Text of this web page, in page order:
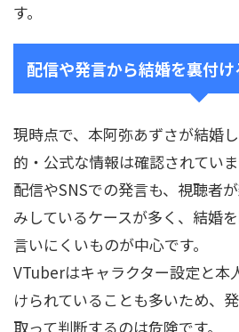
す。
配信や発言から結婚を裏付
現時点で、本阿弥あずさが結婚
的・公式な情報は確認されていま
配信やSNSでの発言も、視聴者
みしているケースが多く、結婚
言いにくいものが中心です。
VTuberはキャラクター設定と本
けられていることも多いため、
取って判断するのは危険です。